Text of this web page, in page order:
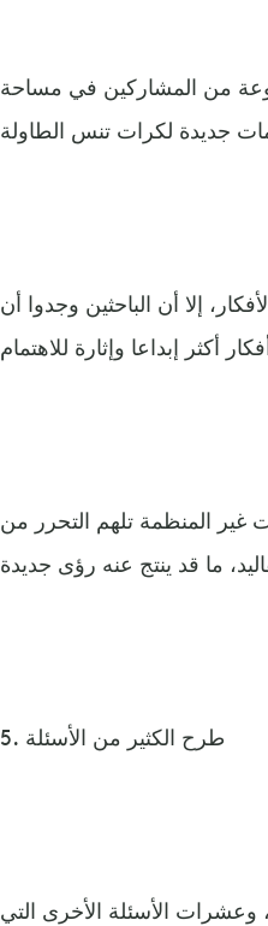
من المشاركين في مساحة
إلا أن الباحثين وجدوا أن
غير المنظمة تلهم التحرر من
5. طرح الكثير من الأسئلة
الأسئلة الأخرى التي